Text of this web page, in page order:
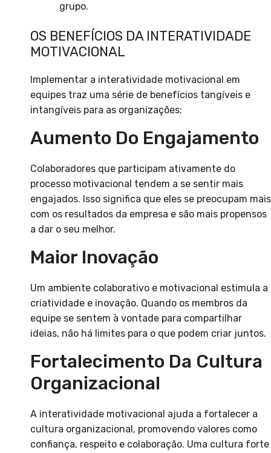
grupo.
OS BENEFÍCIOS DA INTERATIVIDADE
MOTIVACIONAL
Implementar a interatividade motivacional em
equipes traz uma série de benefícios tangíveis e
intangíveis para as organizações:
Aumento Do Engajamento
Colaboradores que participam ativamente do
processo motivacional tendem a se sentir mais
engajados. Isso significa que eles se preocupam mais
com os resultados da empresa e são mais propensos
a dar o seu melhor.
Maior Inovação
Um ambiente colaborativo e motivacional estimula a
criatividade e inovação. Quando os membros da
equipe se sentem à vontade para compartilhar
ideias, não há limites para o que podem criar juntos.
Fortalecimento Da Cultura
Organizacional
A interatividade motivacional ajuda a fortalecer a
cultura organizacional, promovendo valores como
confiança, respeito e colaboração. Uma cultura forte